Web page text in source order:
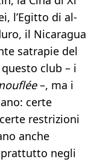
l’Egitto di al-
il Nicaragua
satrapie del
club – i
–, ma i
certe
restrizioni
anche
negli